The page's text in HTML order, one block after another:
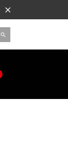
close
search